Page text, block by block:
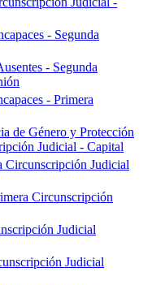
- Segunda
- Segunda
- Primera
de Género y Protección
Judicial - Capital
Circunscripción Judicial
Circunscripción
Judicial
Judicial